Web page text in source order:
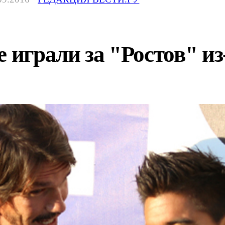
за "Ростов"